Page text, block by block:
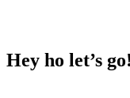
Hey ho let’s go!